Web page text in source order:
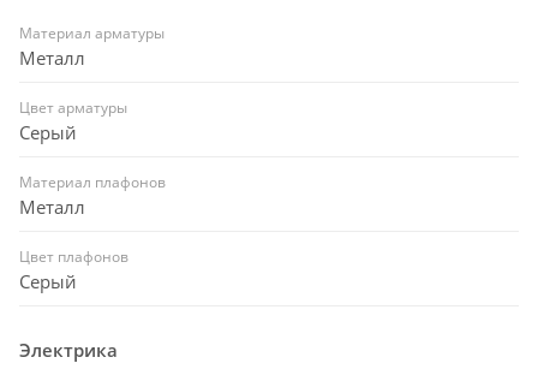
Материал арматуры
Металл
Цвет арматуры
Серый
Материал плафонов
Металл
Цвет плафонов
Серый
Электрика